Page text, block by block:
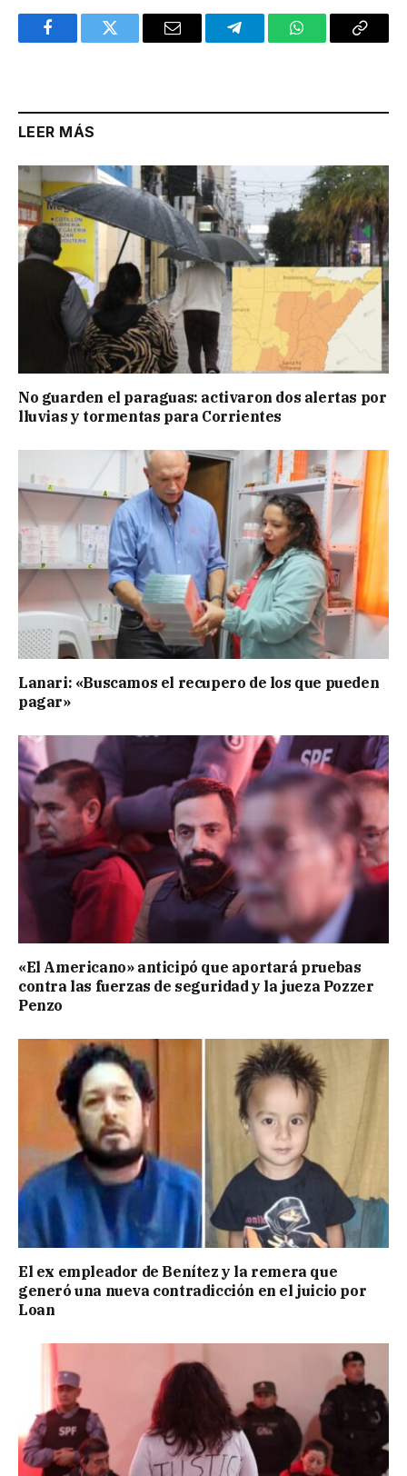
FacebookTwitter Email TelegramWhatsAppCopy
LEER MÁS
No guarden el paraguas: activaron dos alertas por
lluvias y tormentas para Corrientes
Lanari: «Buscamos el recupero de los que pueden
pagar»
«El Americano» anticipó que aportará pruebas
contra las fuerzas de seguridad y la jueza Pozzer
Penzo
El ex empleador de Benítez y la remera que
generó una nueva contradicción en el juicio por
Loan